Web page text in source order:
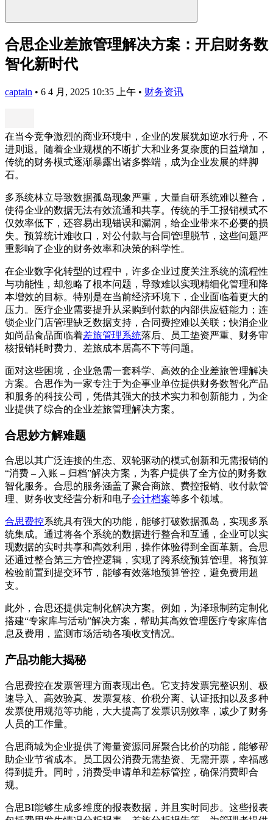
合思企业差旅管理解决方案：开启财务数
智化新时代
captain • 6 4 月, 2025 10:35 上午 • 财务资讯
在当今竞争激烈的商业环境中，企业的发展犹如逆水行舟，不
进则退。随着企业规模的不断扩大和业务复杂度的日益增加，
传统的财务模式逐渐暴露出诸多弊端，成为企业发展的绊脚
石。
多系统林立导致数据孤岛现象严重，大量自研系统难以整合，
使得企业的数据无法有效流通和共享。传统的手工报销模式不
仅效率低下，还容易出现错误和漏洞，给企业带来不必要的损
失。预算统计难收口，对公付款与合同管理脱节，这些问题严
重影响了企业的财务效率和决策的科学性。
在企业数字化转型的过程中，许多企业过度关注系统的流程性
与功能性，却忽略了根本问题，导致难以实现精细化管理和降
本增效的目标。特别是在当前经济环境下，企业面临着更大的
压力。医疗企业需要提升从采购到付款的内部供应链能力；连
锁企业门店管理缺乏数据支持，合同费控难以关联；快消企业
如尚品食品面临着差旅管理系统落后、员工垫资严重、财务审
核报销耗时费力、差旅成本居高不下等问题。
面对这些困境，企业急需一套科学、高效的企业差旅管理解决
方案。合思作为一家专注于为企事业单位提供财务数智化产品
和服务的科技公司，凭借其强大的技术实力和创新能力，为企
业提供了综合的企业差旅管理解决方案。
合思妙方解难题
合思以其广泛连接的生态、双轮驱动的模式创新和无需报销的
“消费 – 入账 – 归档”解决方案，为客户提供了全方位的财务数
智化服务。合思的服务涵盖了聚合商旅、费控报销、收付款管
理、财务收支经营分析和电子会计档案等多个领域。
合思费控系统具有强大的功能，能够打破数据孤岛，实现多系
统集成。通过将各个系统的数据进行整合和互通，企业可以实
现数据的实时共享和高效利用，操作体验得到全面革新。合思
还通过整合第三方管控逻辑，实现了跨系统预算管理。将预算
检验前置到提交环节，能够有效落地预算管控，避免费用超
支。
此外，合思还提供定制化解决方案。例如，为泽璟制药定制化
搭建“专家库与活动”解决方案，帮助其高效管理医疗专家库信
息及费用，监测市场活动各项收支情况。
产品功能大揭秘
合思费控在发票管理方面表现出色。它支持发票完整识别、极
速导入、高效验真、发票复核、价税分离、认证抵扣以及多种
发票使用规范等功能，大大提高了发票识别效率，减少了财务
人员的工作量。
合思商城为企业提供了海量资源同屏聚合比价的功能，能够帮
助企业节省成本。员工因公消费无需垫资、无需开票，幸福感
得到提升。同时，消费受申请单和差标管控，确保消费即合
规。
合思BI能够生成多维度的报表数据，并且实时同步。这些报表